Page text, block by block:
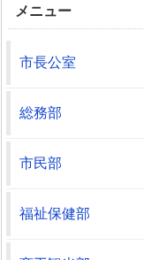
メニュー
市長公室
総務部
市民部
福祉保健部